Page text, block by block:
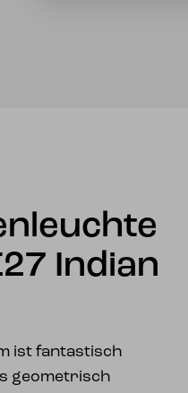
Indian
ist fantastisch
geometrisch